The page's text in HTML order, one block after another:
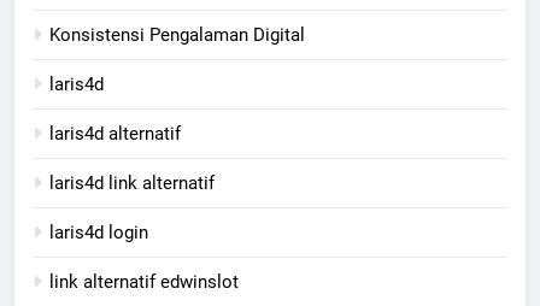
Konsistensi Pengalaman Digital
laris4d
laris4d alternatif
laris4d link alternatif
laris4d login
link alternatif edwinslot